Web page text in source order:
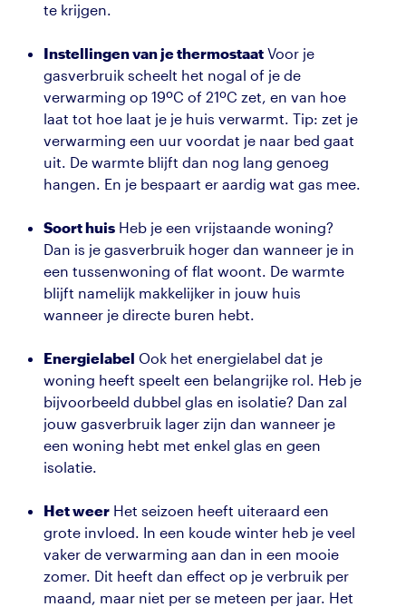
te krijgen.
Instellingen van je thermostaat Voor je
gasverbruik scheelt het nogal of je de
verwarming op 19ºC of 21ºC zet, en van hoe
laat tot hoe laat je je huis verwarmt. Tip: zet je
verwarming een uur voordat je naar bed gaat
uit. De warmte blijft dan nog lang genoeg
hangen. En je bespaart er aardig wat gas mee.
Soort huis Heb je een vrijstaande woning?
Dan is je gasverbruik hoger dan wanneer je in
een tussenwoning of flat woont. De warmte
blijft namelijk makkelijker in jouw huis
wanneer je directe buren hebt.
Energielabel Ook het energielabel dat je
woning heeft speelt een belangrijke rol. Heb je
bijvoorbeeld dubbel glas en isolatie? Dan zal
jouw gasverbruik lager zijn dan wanneer je
een woning hebt met enkel glas en geen
isolatie.
Het weer Het seizoen heeft uiteraard een
grote invloed. In een koude winter heb je veel
vaker de verwarming aan dan in een mooie
zomer. Dit heeft dan effect op je verbruik per
maand, maar niet per se meteen per jaar. Het